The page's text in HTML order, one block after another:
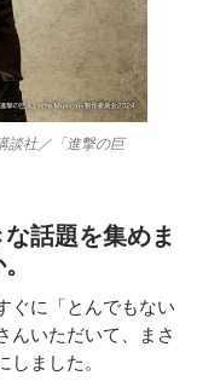
談社／「進撃の巨
話題を集めま
ぐに「とんでもない
んいただいて、まさ
ました。